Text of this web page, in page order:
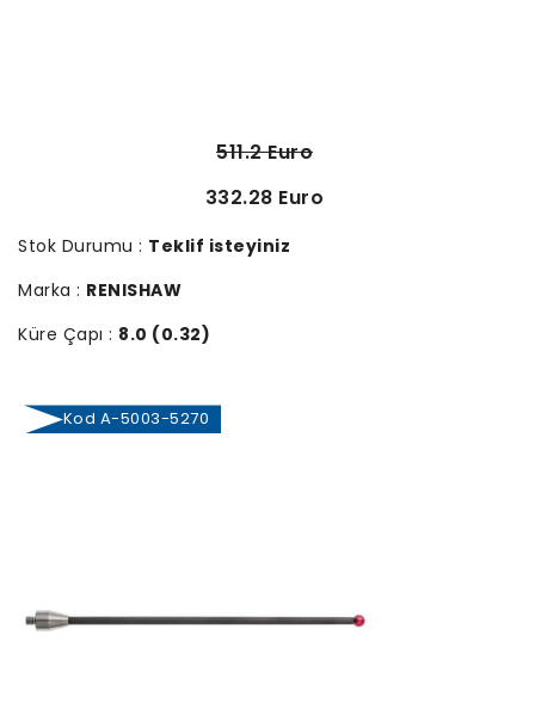
511.2 Euro
332.28 Euro
Stok Durumu : Teklif isteyiniz
Marka : RENISHAW
Küre Çapı : 8.0 (0.32)
Kod A-5003-5270